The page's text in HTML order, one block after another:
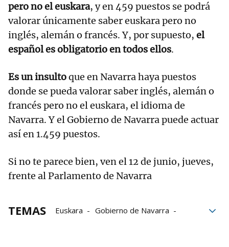
pero no el euskara, y en 459 puestos se podrá
valorar únicamente saber euskara pero no
inglés, alemán o francés. Y, por supuesto, el
español es obligatorio en todos ellos.
Es un insultoque en Navarra haya puestos
donde se pueda valorar saber inglés, alemán o
francés pero no el euskara, el idioma de
Navarra. Y el Gobierno de Navarra puede actuar
así en 1.459 puestos.
Si no te parece bien, ven el 12 de junio, jueves,
frente al Parlamento de Navarra
TEMAS Euskara
Gobierno de Navarra